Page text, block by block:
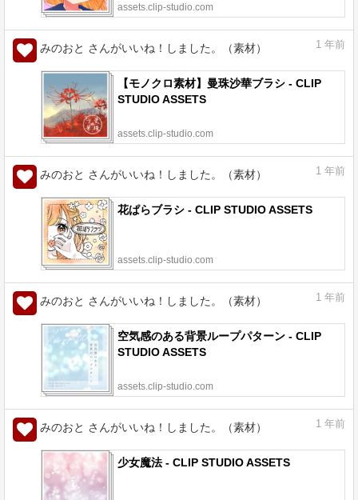
assets.clip-studio.com
みのおと さんがいいね！しました。（素材） 1 年前
【モノクロ素材】曼珠沙華ブラシ - CLIP
STUDIO ASSETS
assets.clip-studio.com
みのおと さんがいいね！しました。（素材） 1 年前
花ぱらブラシ - CLIP STUDIO ASSETS
assets.clip-studio.com
みのおと さんがいいね！しました。（素材） 1 年前
空気感のある背景ループパターン - CLIP
STUDIO ASSETS
assets.clip-studio.com
みのおと さんがいいね！しました。（素材） 1 年前
少女魔法 - CLIP STUDIO ASSETS